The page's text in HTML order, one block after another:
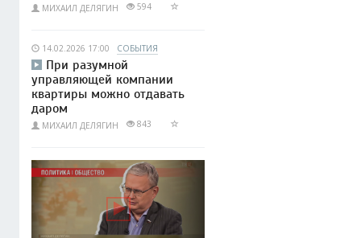
МИХАИЛ ДЕЛЯГИН 594
14.02.2026 17:00 СОБЫТИЯ
При разумной
управляющей компании
квартиры можно отдавать
даром
МИХАИЛ ДЕЛЯГИН 843